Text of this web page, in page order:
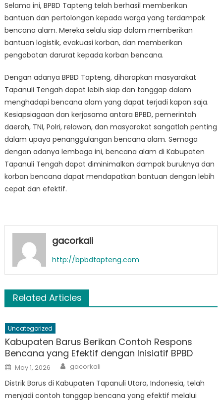
Selama ini, BPBD Tapteng telah berhasil memberikan
bantuan dan pertolongan kepada warga yang terdampak
bencana alam. Mereka selalu siap dalam memberikan
bantuan logistik, evakuasi korban, dan memberikan
pengobatan darurat kepada korban bencana.
Dengan adanya BPBD Tapteng, diharapkan masyarakat
Tapanuli Tengah dapat lebih siap dan tanggap dalam
menghadapi bencana alam yang dapat terjadi kapan saja.
Kesiapsiagaan dan kerjasama antara BPBD, pemerintah
daerah, TNI, Polri, relawan, dan masyarakat sangatlah penting
dalam upaya penanggulangan bencana alam. Semoga
dengan adanya lembaga ini, bencana alam di Kabupaten
Tapanuli Tengah dapat diminimalkan dampak buruknya dan
korban bencana dapat mendapatkan bantuan dengan lebih
cepat dan efektif.
gacorkali
http://bpbdtapteng.com
Related Articles
Uncategorized
Kabupaten Barus Berikan Contoh Respons
Bencana yang Efektif dengan Inisiatif BPBD
Posted
on
May 1, 2026 Author
gacorkali
Distrik Barus di Kabupaten Tapanuli Utara, Indonesia, telah
menjadi contoh tanggap bencana yang efektif melalui